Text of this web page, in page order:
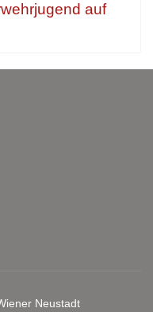
auf
Neustadt